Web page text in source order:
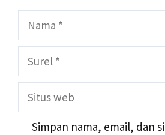
Nama
Surel
Situs
Simpan nama, email, dan